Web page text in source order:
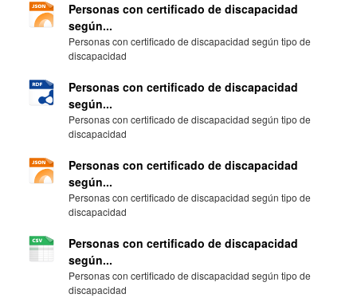
Personas con certificado de discapacidad
según...
Personas con certificado de discapacidad según tipo de
discapacidad
Personas con certificado de discapacidad
según...
Personas con certificado de discapacidad según tipo de
discapacidad
Personas con certificado de discapacidad
según...
Personas con certificado de discapacidad según tipo de
discapacidad
Personas con certificado de discapacidad
según...
Personas con certificado de discapacidad según tipo de
discapacidad